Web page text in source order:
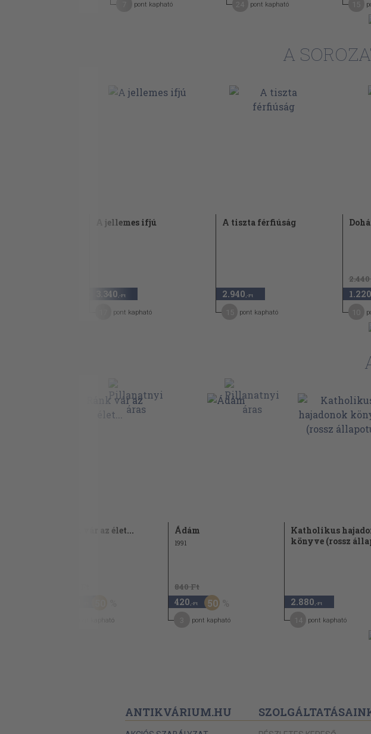
pont kapható pont kapható
A
A jellemes ifjú
3.340 ,-Ft
pont kapható
A tiszta férfiúság
2.940 ,-Ft
pont kapható
1.220
Ránk vár az élet...
pont kapható
Ádám
1991
840 Ft
420 ,-Ft 50
pont kapható
Katholikus
könyve (rossz
2.880 ,-Ft
pont kapható
ANTIKVÁRIUM.HU